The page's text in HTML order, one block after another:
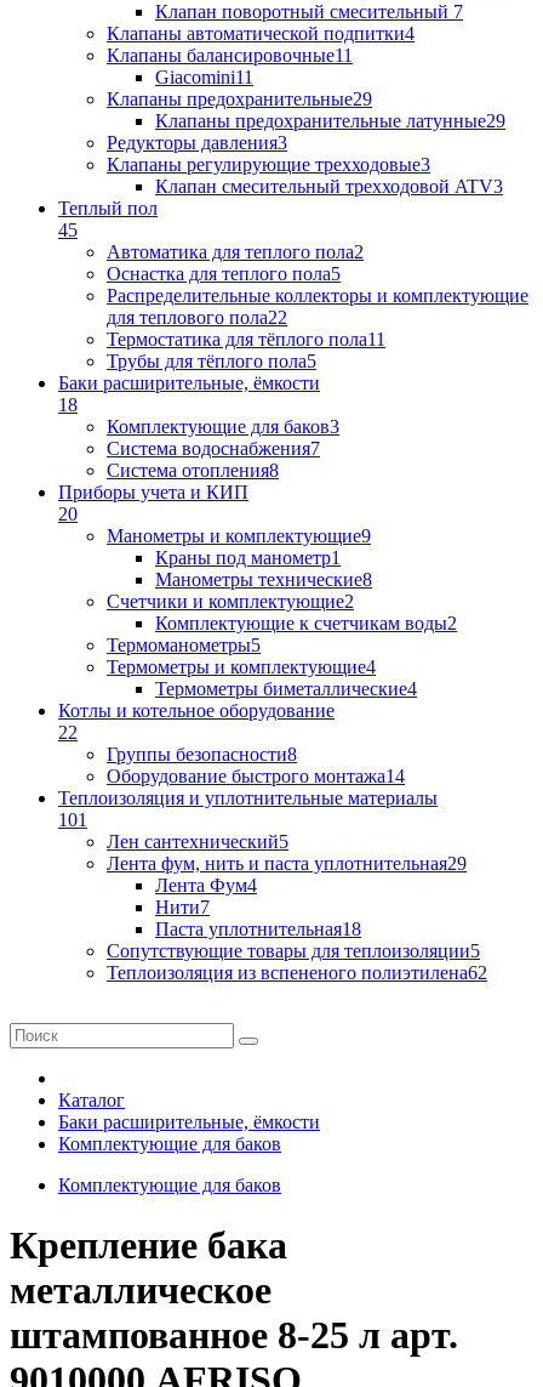
Клапан поворотный cмесительный 7
Клапаны автоматической подпитки4
Клапаны балансировочные11
Giacomini11
Клапаны предохранительные29
Клапаны предохранительные латунные29
Редукторы давления3
Клапаны регулирующие трехходовые3
Клапан смесительный трехходовой ATV3
Теплый пол
45
Автоматика для теплого пола2
Оснастка для теплого пола5
Распределительные коллекторы и комплектующие
для теплового пола22
Термостатика для тёплого пола11
Трубы для тёплого пола5
Баки расширительные, ёмкости
18
Комплектующие для баков3
Система водоснабжения7
Система отопления8
Приборы учета и КИП
20
Манометры и комплектующие9
Краны под манометр1
Манометры технические8
Счетчики и комплектующие2
Комплектующие к счетчикам воды2
Термоманометры5
Термометры и комплектующие4
Термометры биметаллические4
Котлы и котельное оборудование
22
Группы безопасности8
Оборудование быстрого монтажа14
Теплоизоляция и уплотнительные материалы
101
Лен сантехнический5
Лента фум, нить и паста уплотнительная29
Лента Фум4
Нити7
Паста уплотнительная18
Сопутствующие товары для теплоизоляции5
Теплоизоляция из вспененого полиэтилена62
Каталог
Баки расширительные, ёмкости
Комплектующие для баков
Комплектующие для баков
Крепление бака
металлическое
штампованное 8-25 л арт.